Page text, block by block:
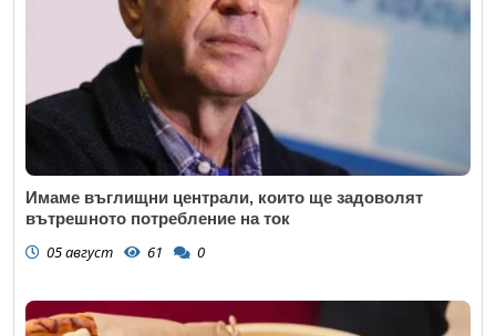
Имаме въглищни централи, които ще задоволят
вътрешното потребление на ток
05 август 61 0